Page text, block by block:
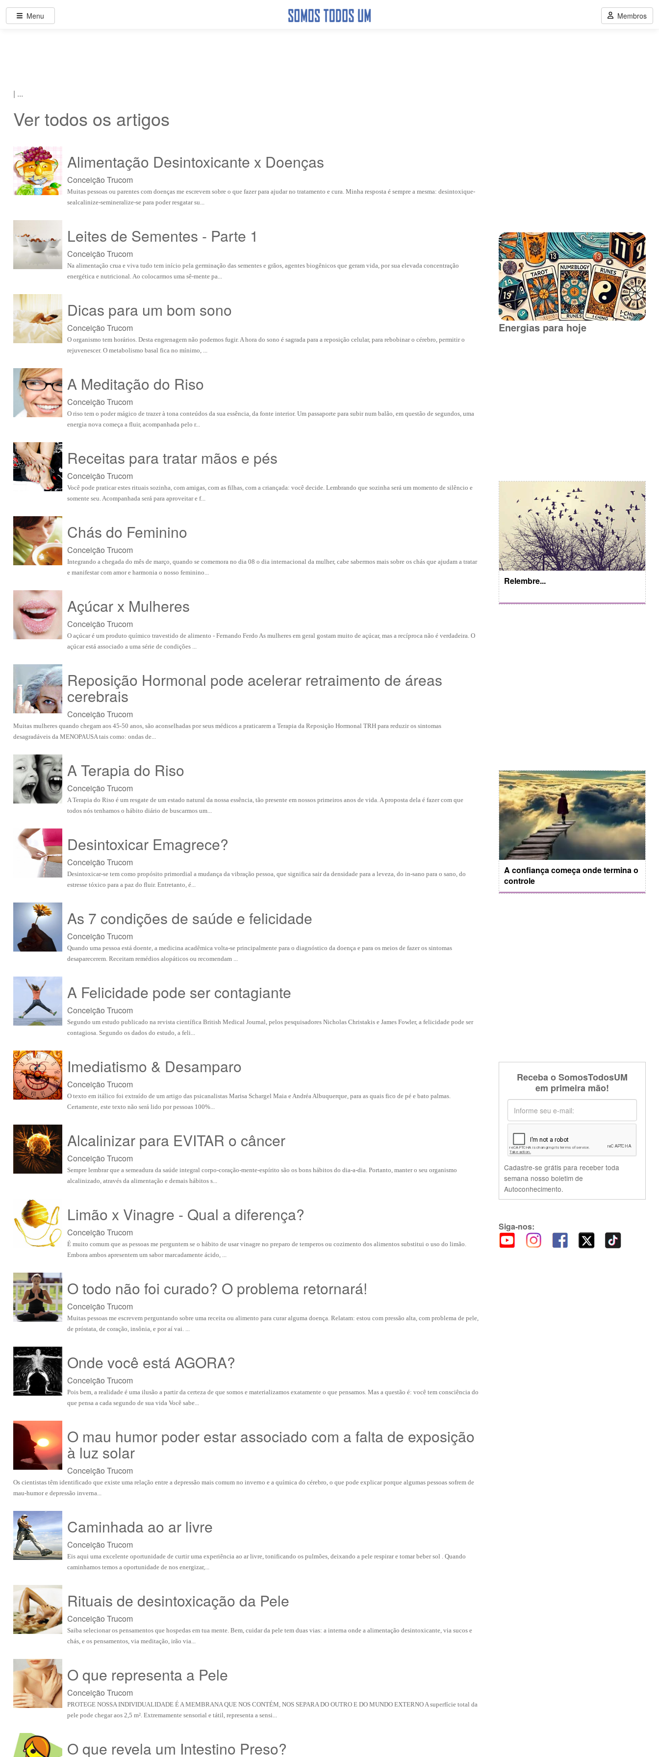
| ...
Ver todos os artigos
Alimentação Desintoxicante x Doenças
Conceição Trucom
Muitas pessoas ou parentes com doenças me escrevem sobre o que fazer para ajudar no tratamento e cura. Minha resposta é sempre a mesma: desintoxique-
sealcalinize-semineralize-se para poder resgatar su...
Leites de Sementes - Parte 1
Conceição Trucom
Na alimentação crua e viva tudo tem início pela germinação das sementes e grãos, agentes biogênicos que geram vida, por sua elevada concentração
energética e nutricional. Ao colocarmos uma sê-mente pa...
Dicas para um bom sono
Conceição Trucom
O organismo tem horários. Desta engrenagem não podemos fugir. A hora do sono é sagrada para a reposição celular, para rebobinar o cérebro, permitir o
rejuvenescer. O metabolismo basal fica no mínimo, ...
A Meditação do Riso
Conceição Trucom
O riso tem o poder mágico de trazer à tona conteúdos da sua essência, da fonte interior. Um passaporte para subir num balão, em questão de segundos, uma
energia nova começa a fluir, acompanhada pelo r...
Receitas para tratar mãos e pés
Conceição Trucom
Você pode praticar estes rituais sozinha, com amigas, com as filhas, com a criançada: você decide. Lembrando que sozinha será um momento de silêncio e
somente seu. Acompanhada será para aproveitar e f...
Chás do Feminino
Conceição Trucom
Integrando a chegada do mês de março, quando se comemora no dia 08 o dia internacional da mulher, cabe sabermos mais sobre os chás que ajudam a tratar
e manifestar com amor e harmonia o nosso feminino...
Açúcar x Mulheres
Conceição Trucom
O açúcar é um produto químico travestido de alimento - Fernando Ferdo As mulheres em geral gostam muito de açúcar, mas a recíproca não é verdadeira. O
açúcar está associado a uma série de condições ...
Reposição Hormonal pode acelerar retraimento de áreas
cerebrais
Conceição Trucom
Muitas mulheres quando chegam aos 45-50 anos, são aconselhadas por seus médicos a praticarem a Terapia da Reposição Hormonal TRH para reduzir os sintomas
desagradáveis da MENOPAUSA tais como: ondas de...
A Terapia do Riso
Conceição Trucom
A Terapia do Riso é um resgate de um estado natural da nossa essência, tão presente em nossos primeiros anos de vida. A proposta dela é fazer com que
todos nós tenhamos o hábito diário de buscarmos um...
Desintoxicar Emagrece?
Conceição Trucom
Desintoxicar-se tem como propósito primordial a mudança da vibração pessoa, que significa sair da densidade para a leveza, do in-sano para o sano, do
estresse tóxico para a paz do fluir. Entretanto, é...
As 7 condições de saúde e felicidade
Conceição Trucom
Quando uma pessoa está doente, a medicina acadêmica volta-se principalmente para o diagnóstico da doença e para os meios de fazer os sintomas
desaparecerem. Receitam remédios alopáticos ou recomendam ...
A Felicidade pode ser contagiante
Conceição Trucom
Segundo um estudo publicado na revista científica British Medical Journal, pelos pesquisadores Nicholas Christakis e James Fowler, a felicidade pode ser
contagiosa. Segundo os dados do estudo, a feli...
Imediatismo & Desamparo
Conceição Trucom
O texto em itálico foi extraído de um artigo das psicanalistas Marisa Schargel Maia e Andréa Albuquerque, para as quais fico de pé e bato palmas.
Certamente, este texto não será lido por pessoas 100%...
Alcalinizar para EVITAR o câncer
Conceição Trucom
Sempre lembrar que a semeadura da saúde integral corpo-coração-mente-espírito são os bons hábitos do dia-a-dia. Portanto, manter o seu organismo
alcalinizado, através da alimentação e demais hábitos s...
Limão x Vinagre - Qual a diferença?
Conceição Trucom
É muito comum que as pessoas me perguntem se o hábito de usar vinagre no preparo de temperos ou cozimento dos alimentos substitui o uso do limão.
Embora ambos apresentem um sabor marcadamente ácido, ...
O todo não foi curado? O problema retornará!
Conceição Trucom
Muitas pessoas me escrevem perguntando sobre uma receita ou alimento para curar alguma doença. Relatam: estou com pressão alta, com problema de pele,
de próstata, de coração, insônia, e por aí vai. ...
Onde você está AGORA?
Conceição Trucom
Pois bem, a realidade é uma ilusão a partir da certeza de que somos e materializamos exatamente o que pensamos. Mas a questão é: você tem consciência do
que pensa a cada segundo de sua vida Você sabe...
O mau humor poder estar associado com a falta de exposição
à luz solar
Conceição Trucom
Os cientistas têm identificado que existe uma relação entre a depressão mais comum no inverno e a química do cérebro, o que pode explicar porque algumas pessoas sofrem de
mau-humor e depressão inverna...
Caminhada ao ar livre
Conceição Trucom
Eis aqui uma excelente oportunidade de curtir uma experiência ao ar livre, tonificando os pulmões, deixando a pele respirar e tomar beber sol . Quando
caminhamos temos a oportunidade de nos energizar,...
Rituais de desintoxicação da Pele
Conceição Trucom
Saiba selecionar os pensamentos que hospedas em tua mente. Bem, cuidar da pele tem duas vias: a interna onde a alimentação desintoxicante, via sucos e
chás, e os pensamentos, via meditação, irão via...
O que representa a Pele
Conceição Trucom
PROTEGE NOSSA INDIVIDUALIDADE É A MEMBRANA QUE NOS CONTÉM, NOS SEPARA DO OUTRO E DO MUNDO EXTERNO A superfície total da
pele pode chegar aos 2,5 m². Extremamente sensorial e tátil, representa a sensi...
O que revela um Intestino Preso?
Energias para hoje
Relembre...
A confiança começa onde termina o
controle
Receba o SomosTodosUM
em primeira mão!
Cadastre-se grátis para receber toda
semana nosso boletim de
Autoconhecimento.
Siga-nos:
Menu Membros